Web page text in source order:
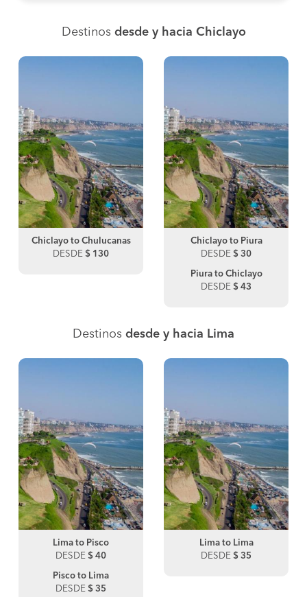
Destinos desde y hacia Chiclayo
Chiclayo to Chulucanas
DESDE $ 130
Chiclayo to Piura
DESDE $ 30
Piura to Chiclayo
DESDE $ 43
Destinos desde y hacia Lima
Lima to Pisco
DESDE $ 40
Pisco to Lima
DESDE $ 35
Lima to Lima
DESDE $ 35